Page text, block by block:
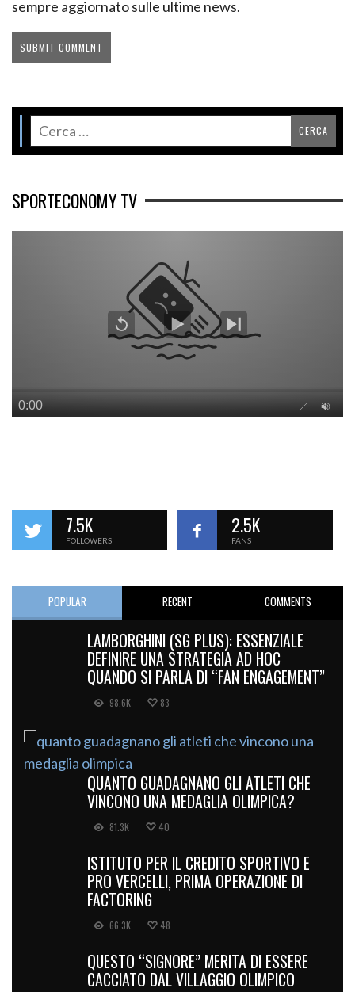
sempre aggiornato sulle ultime news.
SPORTECONOMY TV
7.5K
FOLLOWERS
2.5K
FANS
POPULAR RECENT COMMENTS
LAMBORGHINI (SG PLUS): ESSENZIALE
DEFINIRE UNA STRATEGIA AD HOC
QUANDO SI PARLA DI “FAN ENGAGEMENT”
98.6K 83
QUANTO GUADAGNANO GLI ATLETI CHE
VINCONO UNA MEDAGLIA OLIMPICA?
81.3K 40
ISTITUTO PER IL CREDITO SPORTIVO E
PRO VERCELLI, PRIMA OPERAZIONE DI
FACTORING
66.3K 48
QUESTO “SIGNORE” MERITA DI ESSERE
CACCIATO DAL VILLAGGIO OLIMPICO